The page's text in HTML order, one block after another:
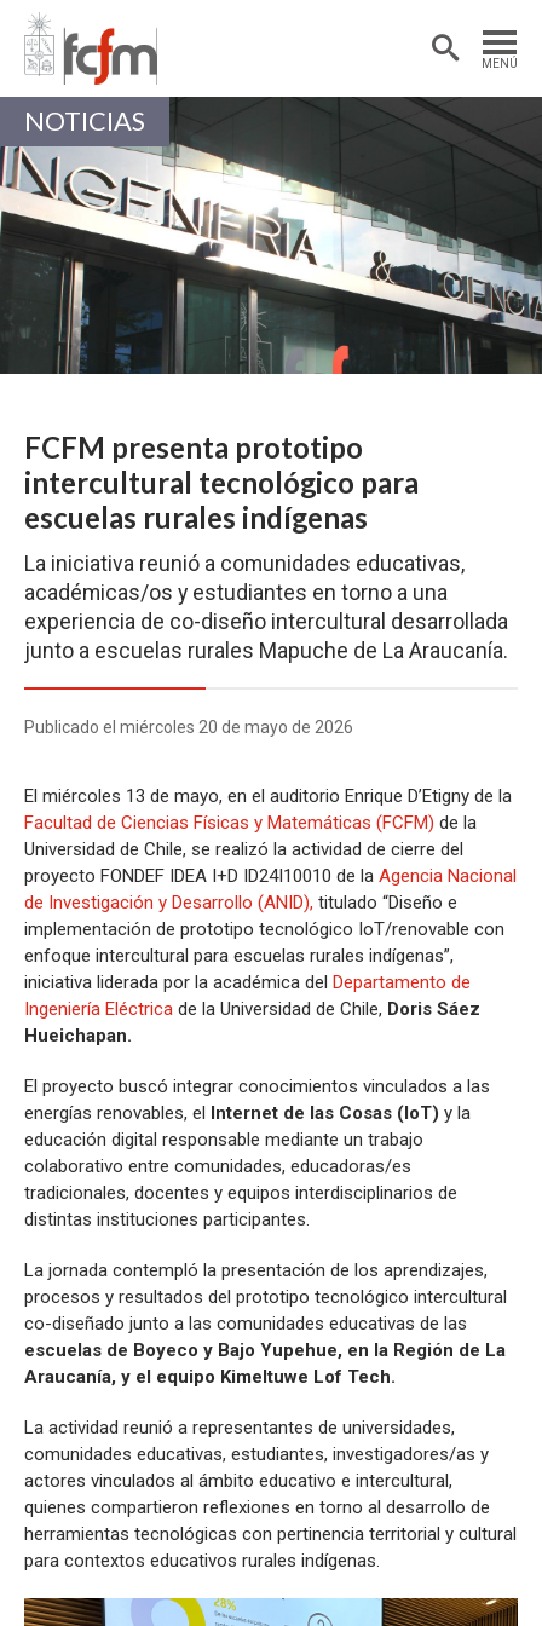
MENÚ
Estudiantes
Académicas/os
NOTICIAS
FCFM presenta prototipo
intercultural tecnológico para
escuelas rurales indígenas
La iniciativa reunió a comunidades educativas,
académicas/os y estudiantes en torno a una
experiencia de co-diseño intercultural desarrollada
junto a escuelas rurales Mapuche de La Araucanía.
Publicado el miércoles 20 de mayo de 2026
El miércoles 13 de mayo, en el auditorio Enrique D’Etigny de la
Facultad de Ciencias Físicas y Matemáticas (FCFM) de la
Universidad de Chile, se realizó la actividad de cierre del
proyecto FONDEF IDEA I+D ID24I10010 de la Agencia Nacional
de Investigación y Desarrollo (ANID), titulado “Diseño e
implementación de prototipo tecnológico IoT/renovable con
enfoque intercultural para escuelas rurales indígenas”,
iniciativa liderada por la académica del Departamento de
Ingeniería Eléctrica de la Universidad de Chile, Doris Sáez
Hueichapan.
El proyecto buscó integrar conocimientos vinculados a las
energías renovables, el Internet de las Cosas (IoT) y la
educación digital responsable mediante un trabajo
colaborativo entre comunidades, educadoras/es
tradicionales, docentes y equipos interdisciplinarios de
distintas instituciones participantes.
La jornada contempló la presentación de los aprendizajes,
procesos y resultados del prototipo tecnológico intercultural
co-diseñado junto a las comunidades educativas de las
escuelas de Boyeco y Bajo Yupehue, en la Región de La
Araucanía, y el equipo Kimeltuwe Lof Tech.
La actividad reunió a representantes de universidades,
comunidades educativas, estudiantes, investigadores/as y
actores vinculados al ámbito educativo e intercultural,
quienes compartieron reflexiones en torno al desarrollo de
herramientas tecnológicas con pertinencia territorial y cultural
para contextos educativos rurales indígenas.